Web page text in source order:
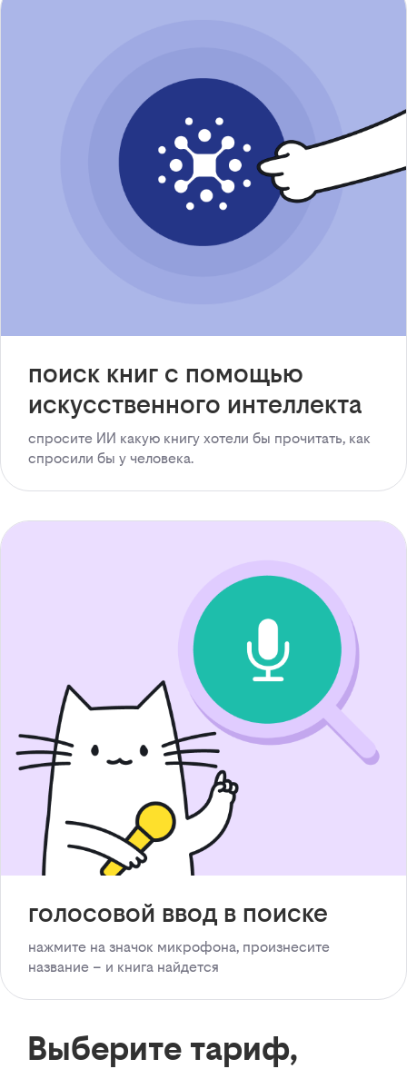
поиск книг с помощью
искусственного интеллекта
спросите ИИ какую книгу хотели бы прочитать, как
спросили бы у человека.
голосовой ввод в поиске
нажмите на значок микрофона, произнесите
название – и книга найдется
Выберите тариф,